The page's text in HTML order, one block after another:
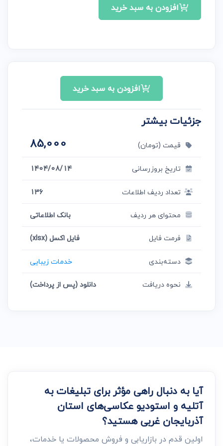
افزودن به سبد خرید
افزودن به سبد خرید
جزئیات بیشتر
قیمت (تومان) 85,000
تاریخ بروزرسانی
1404/08/14
تعداد ردیف اطلاعات
136
محتوای هر ردیف
بانک اطلاعاتی
فرمت فایل
فایل اکسل (xlsx)
دسته‌بندی
خدمات زیبایی
نحوه دریافت
دانلود (پس از پرداخت)
آیا به دنبال راهی مؤثر برای تبلیغات به
آتلیه و استودیو عکاسی‌های استان
آذربایجان غربی هستید؟
اولین قدم در بازاریابی و فروش محصولات یا خدمات،